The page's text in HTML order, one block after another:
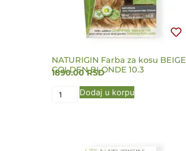
NATURIGIN Farba za kosu BEIGE
GOLDEN BLONDE 10.3
1890.00RSD
Dodaj u korpu